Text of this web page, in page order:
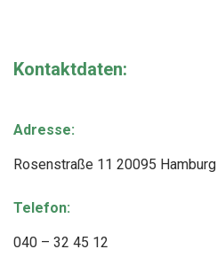
Kontaktdaten:
Adresse:
Rosenstraße 11 20095 Hamburg
Telefon:
040 – 32 45 12